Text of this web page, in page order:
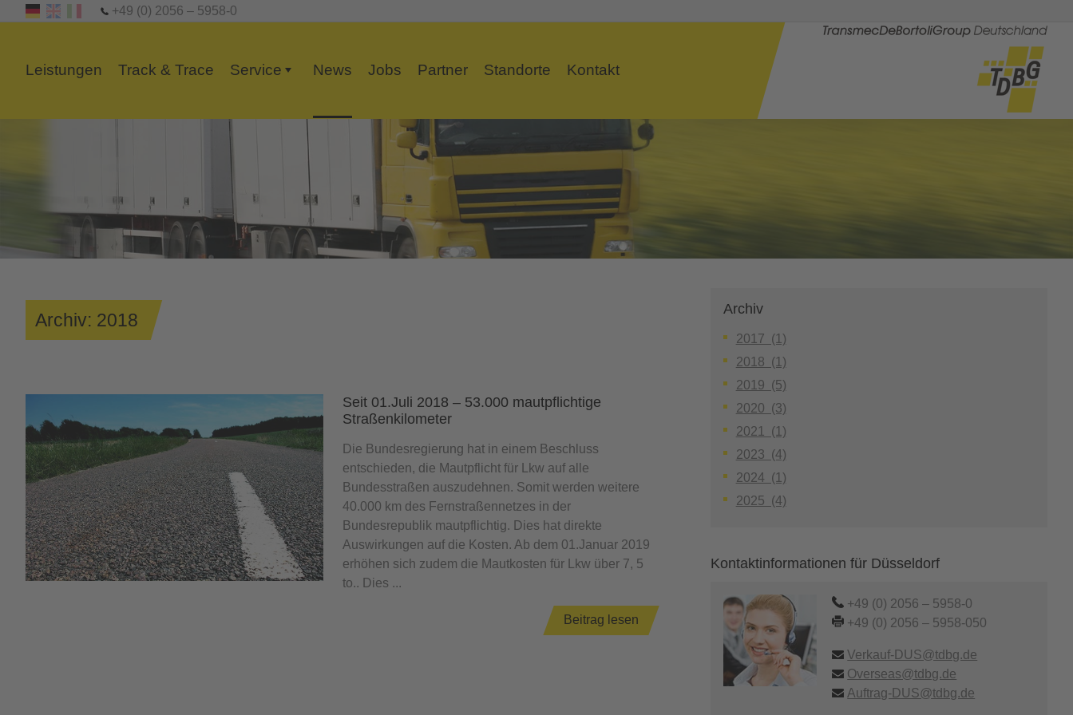
+49 (0) 2056 – 5958-0
Leistungen
Track & Trace
Service News Jobs Partner Standorte Kontakt
Archiv: 2018
Seit 01.Juli 2018 – 53.000 mautpflichtige
Straßenkilometer
Die Bundesregierung hat in einem Beschluss
entschieden, die Mautpflicht für Lkw auf alle
Bundesstraßen auszudehnen. Somit werden weitere
40.000 km des Fernstraßennetzes in der
Bundesrepublik mautpflichtig. Dies hat direkte
Auswirkungen auf die Kosten. Ab dem 01.Januar 2019
erhöhen sich zudem die Mautkosten für Lkw über 7, 5
to.. Dies ...
Beitrag lesen
Archiv
2017 (1)
2018 (1)
2019 (5)
2020 (3)
2021 (1)
2023 (4)
2024 (1)
2025 (4)
Kontaktinformationen für Düsseldorf
+49 (0) 2056 – 5958-0
+49 (0) 2056 – 5958-050
Verkauf-DUS@tdbg.de
Overseas@tdbg.de
Auftrag-DUS@tdbg.de